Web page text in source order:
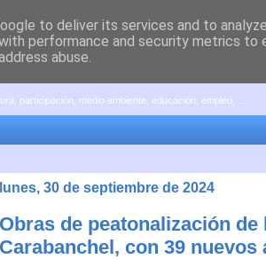
participación, medio ambiente, educación, empleo, ...
lunes, 30 de septiembre de 2024
Obras de peatonalización de
Carabanchel, con 39 nuevos
to deliver its services and to
performance and security metrics to
abuse.